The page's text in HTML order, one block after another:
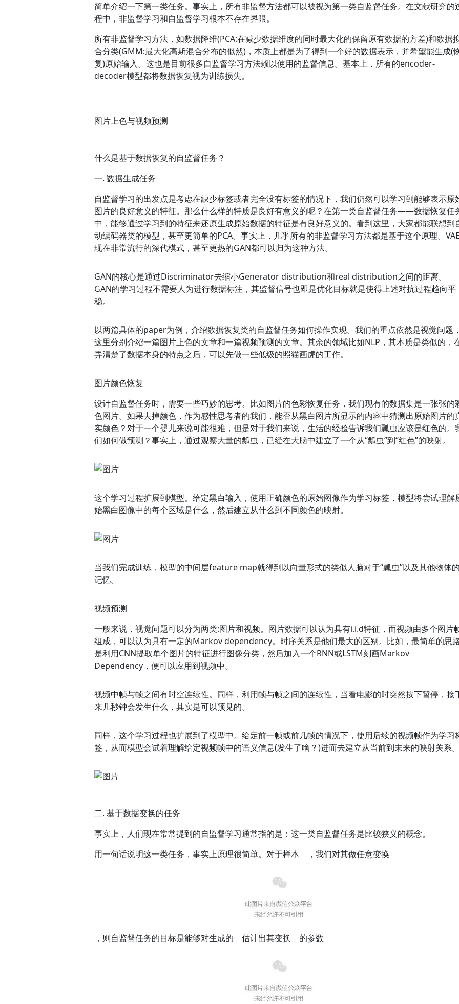
简单介绍一下第一类任务。事实上，所有非监督方法都可以被视为第一类自监督任务。在文献研究的
程中，非监督学习和自监督学习根本不存在界限。
所有非监督学习方法，如数据降维(PCA:在减少数据维度的同时最大化的保留原有数据的方差)和数据
合分类(GMM:最大化高斯混合分布的似然)，本质上都是为了得到一个好的数据表示，并希望能生成(
复)原始输入。这也是目前很多自监督学习方法赖以使用的监督信息。基本上，所有的encoder-
decoder模型都将数据恢复视为训练损失。
图片上色与视频预测
什么是基于数据恢复的自监督任务？
一. 数据生成任务
自监督学习的出发点是考虑在缺少标签或者完全没有标签的情况下，我们仍然可以学习到能够表示原
图片的良好意义的特征。那么什么样的特质是良好有意义的呢？在第一类自监督任务——数据恢复任
中，能够通过学习到的特征来还原生成原始数据的特征是有良好意义的。看到这里，大家都能联想到
动编码器类的模型，甚至更简单的PCA。事实上，几乎所有的非监督学习方法都是基于这个原理。VAE
现在非常流行的深代模式，甚至更热的GAN都可以归为这种方法。
GAN的核心是通过Discriminator去缩小Generator distribution和real distribution之间的距离。
GAN的学习过程不需要人为进行数据标注，其监督信号也即是优化目标就是使得上述对抗过程趋向平
稳。
以两篇具体的paper为例，介绍数据恢复类的自监督任务如何操作实现。我们的重点依然是视觉问题，
这里分别介绍一篇图片上色的文章和一篇视频预测的文章。其余的领域比如NLP，其本质是类似的，
弄清楚了数据本身的特点之后，可以先做一些低级的照猫画虎的工作。
图片颜色恢复
设计自监督任务时，需要一些巧妙的思考。比如图片的色彩恢复任务，我们现有的数据集是一张张的
色图片。如果去掉颜色，作为感性思考者的我们，能否从黑白图片所显示的内容中猜测出原始图片的
实颜色？对于一个婴儿来说可能很难，但是对于我们来说，生活的经验告诉我们瓢虫应该是红色的。
们如何做预测？事实上，通过观察大量的瓢虫，已经在大脑中建立了一个从“瓢虫”到“红色”的映射。
这个学习过程扩展到模型。给定黑白输入，使用正确颜色的原始图像作为学习标签，模型将尝试理解
始黑白图像中的每个区域是什么，然后建立从什么到不同颜色的映射。
当我们完成训练，模型的中间层feature map就得到以向量形式的类似人脑对于“瓢虫”以及其他物体的
记忆。
视频预测
一般来说，视觉问题可以分为两类:图片和视频。图片数据可以认为具有i.i.d特征，而视频由多个图片
组成，可以认为具有一定的Markov dependency。时序关系是他们最大的区别。比如，最简单的思
是利用CNN提取单个图片的特征进行图像分类，然后加入一个RNN或LSTM刻画Markov
Dependency，便可以应用到视频中。
视频中帧与帧之间有时空连续性。同样，利用帧与帧之间的连续性，当看电影的时突然按下暂停，接
来几秒钟会发生什么，其实是可以预见的。
同样，这个学习过程也扩展到了模型中。给定前一帧或前几帧的情况下，使用后续的视频帧作为学习
签，从而模型会试着理解给定视频帧中的语义信息(发生了啥？)进而去建立从当前到未来的映射关系。
二. 基于数据变换的任务
事实上，人们现在常常提到的自监督学习通常指的是：这一类自监督任务是比较狭义的概念。
用一句话说明这一类任务，事实上原理很简单。对于样本 ，我们对其做任意变换
，则自监督任务的目标是能够对生成的 估计出其变换 的参数